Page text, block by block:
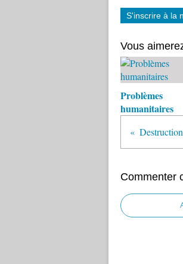
S'inscrire à la
Vous
Problèmes
humanitaires
Destruction
Commenter